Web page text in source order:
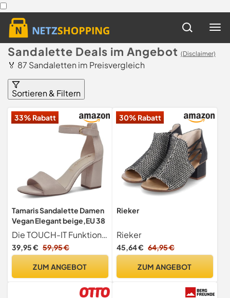
Sandalette Deals im Angebot (Disclaimer)
🏅 87 Sandaletten im Preisvergleich
Sortieren & Filtern
33% Rabatt
Tamaris Sandalette Damen
Vegan Elegant beige,EU 38
Die TOUCH-IT Funktion ermöglicht optimalen Tragekomfort durch ein weiches und anpassungsfähiges Fußbett.
39,95 € 59,95 €
ZUM ANGEBOT
30% Rabatt
Rieker
Rieker
45,64 € 64,95 €
ZUM ANGEBOT